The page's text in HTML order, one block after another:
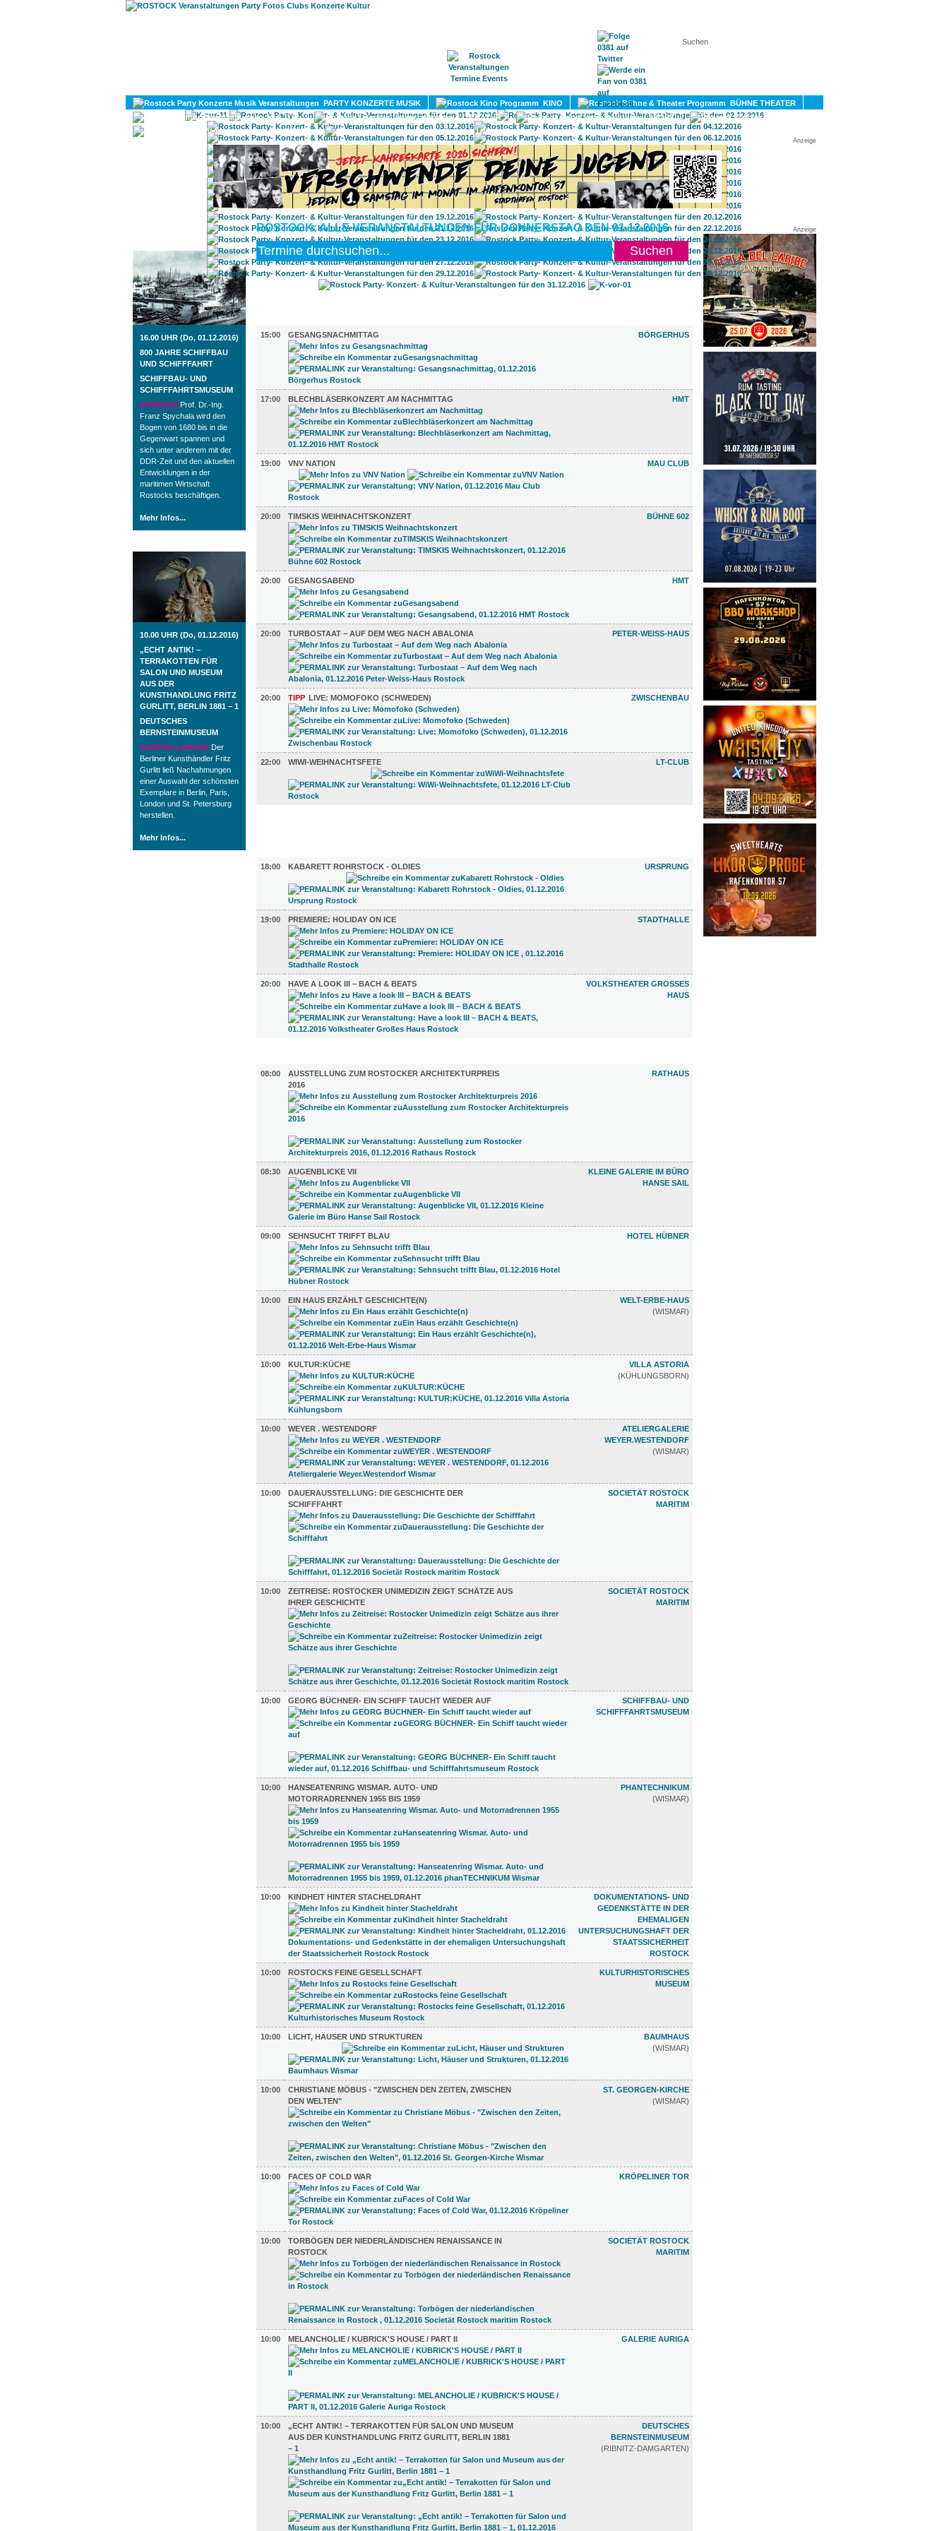
KONTAKT
PARTY KONZERTE MUSIK KINO
BÜHNE THEATER
KULTUR
LITERATUR SPORT
DIVERSES
UMLAND
Anzeige
ROSTOCK TAGESTIPP
16.00 UHR (Do, 01.12.2016)
800 JAHRE SCHIFFBAU
UND SCHIFFFAHRT
SCHIFFBAU- UND
SCHIFFFAHRTSMUSEUM
DIVERSES Prof. Dr.-Ing.
Franz Spychala wird den
Bogen von 1680 bis in die
Gegenwart spannen und
sich unter anderem mit der
DDR-Zeit und den aktuellen
Entwicklungen in der
maritimen Wirtschaft
Rostocks beschäftigen.
Mehr Infos...
10.00 UHR (Do, 01.12.2016)
„ECHT ANTIK! –
TERRAKOTTEN FÜR
SALON UND MUSEUM
AUS DER
KUNSTHANDLUNG FRITZ
GURLITT, BERLIN 1881 – 1
DEUTSCHES
BERNSTEINMUSEUM
AUSSTELLUNGEN Der
Berliner Kunsthändler Fritz
Gurlitt ließ Nachahmungen
einer Auswahl der schönsten
Exemplare in Berlin, Paris,
London und St. Petersburg
herstellen.
Mehr Infos...
Anzeige
ROSTOCK: ALLE VERANSTALTUNGEN FÜR DONNERSTAG DEN 01.12.2016
15:00
GESANGSNACHMITTAG BÖRGERHUS
17:00 BLECHBLÄSERKONZERT AM NACHMITTAG HMT
19:00 VNV NATION MAU CLUB
20:00 TIMSKIS WEIHNACHTSKONZERT BÜHNE 602
20:00 GESANGSABEND HMT
20:00 TURBOSTAAT – AUF DEM WEG NACH ABALONIA PETER-WEISS-HAUS
20:00 TIPP LIVE: MOMOFOKO (SCHWEDEN) ZWISCHENBAU
22:00 WIWI-WEIHNACHTSFETE LT-CLUB
18:00
KABARETT ROHRSTOCK - OLDIES URSPRUNG
19:00 PREMIERE: HOLIDAY ON ICE STADTHALLE
20:00 HAVE A LOOK III – BACH & BEATS
VOLKSTHEATER GROSSES H
AUS
08:00
AUSSTELLUNG ZUM ROSTOCKER ARCHITEKTURPREIS
2016
RATHAUS
08:30 AUGENBLICKE VII
KLEINE GALERIE IM BÜRO
HANSE SAIL
09:00 SEHNSUCHT TRIFFT BLAU HOTEL HÜBNER
10:00 EIN HAUS ERZÄHLT GESCHICHTE(N)
WELT-ERBE-HAUS
(WISMAR)
10:00 KULTUR:KÜCHE
VILLA ASTORIA
(KÜHLUNGSBORN)
10:00 WEYER . WESTENDORF
ATELIERGALERIE
WEYER.WESTENDORF
(WISMAR)
10:00
DAUERAUSSTELLUNG: DIE GESCHICHTE DER
SCHIFFFAHRT
SOCIETÄT ROSTOCK
MARITIM
10:00
ZEITREISE: ROSTOCKER UNIMEDIZIN ZEIGT SCHÄTZE AUS
IHRER GESCHICHTE
SOCIETÄT ROSTOCK
MARITIM
10:00 GEORG BÜCHNER- EIN SCHIFF TAUCHT WIEDER AUF
SCHIFFBAU- UND
SCHIFFFAHRTSMUSEUM
10:00
HANSEATENRING WISMAR. AUTO- UND
MOTORRADRENNEN 1955 BIS 1959
PHANTECHNIKUM
(WISMAR)
10:00 KINDHEIT HINTER STACHELDRAHT
DOKUMENTATIONS- UND
GEDENKSTÄTTE IN DER
EHEMALIGEN
UNTERSUCHUNGSHAFT DER
STAATSSICHERHEIT
ROSTOCK
10:00 ROSTOCKS FEINE GESELLSCHAFT
KULTURHISTORISCHES
MUSEUM
10:00 LICHT, HÄUSER UND STRUKTUREN
BAUMHAUS
(WISMAR)
10:00
CHRISTIANE MÖBUS - "ZWISCHEN DEN ZEITEN, ZWISCHEN
DEN WELTEN"
ST. GEORGEN-KIRCHE
(WISMAR)
10:00 FACES OF COLD WAR KRÖPELINER TOR
10:00
TORBÖGEN DER NIEDERLÄNDISCHEN RENAISSANCE IN
ROSTOCK
SOCIETÄT ROSTOCK
MARITIM
10:00 MELANCHOLIE / KUBRICK'S HOUSE / PART II GALERIE AURIGA
10:00
„ECHT ANTIK! – TERRAKOTTEN FÜR SALON UND MUSEUM
AUS DER KUNSTHANDLUNG FRITZ GURLITT, BERLIN 1881
– 1
DEUTSCHES
BERNSTEINMUSEUM
(RIBNITZ-DAMGARTEN)